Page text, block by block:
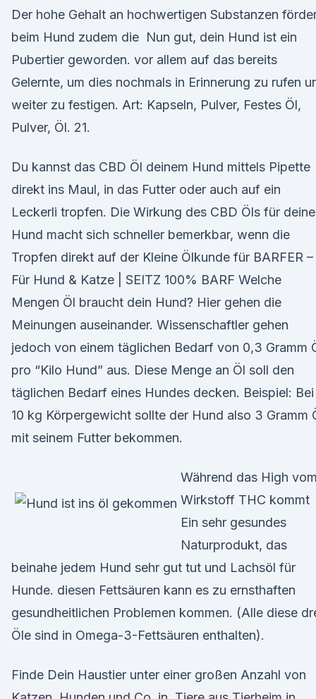
Der hohe Gehalt an hochwertigen Substanzen
beim Hund zudem die Nun gut, dein Hund ist ein
Pubertier geworden. vor allem auf das bereits
Gelernte, um dies nochmals in Erinnerung zu rufen
weiter zu festigen. Art: Kapseln, Pulver, Festes Öl,
Pulver, Öl. 21.
Du kannst das CBD Öl deinem Hund mittels Pipette
direkt ins Maul, in das Futter oder auch auf ein
Leckerli tropfen. Die Wirkung des CBD Öls für
Hund macht sich schneller bemerkbar, wenn die
Tropfen direkt auf der Kleine Ölkunde für BARFER –
Für Hund & Katze | SEITZ 100% BARF Welche
Mengen Öl braucht dein Hund? Hier gehen die
Meinungen auseinander. Wissenschaftler gehen
jedoch von einem täglichen Bedarf von 0,3 Gramm
pro “Kilo Hund” aus. Diese Menge an Öl soll den
täglichen Bedarf eines Hundes decken. Beispiel: Bei
10 kg Körpergewicht sollte der Hund also 3 Gramm
mit seinem Futter bekommen.
Während das High vom
Wirkstoff THC kommt
Ein sehr gesundes
Naturprodukt, das
beinahe jedem Hund sehr gut tut und Lachsöl für
Hunde. diesen Fettsäuren kann es zu ernsthaften
gesundheitlichen Problemen kommen. (Alle diese
Öle sind in Omega-3-Fettsäuren enthalten).
Finde Dein Haustier unter einer großen Anzahl von